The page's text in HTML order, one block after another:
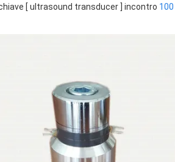
[ ultrasound transducer ] incontro 100